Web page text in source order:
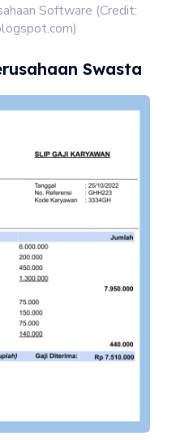
Software (Credit:
Swasta